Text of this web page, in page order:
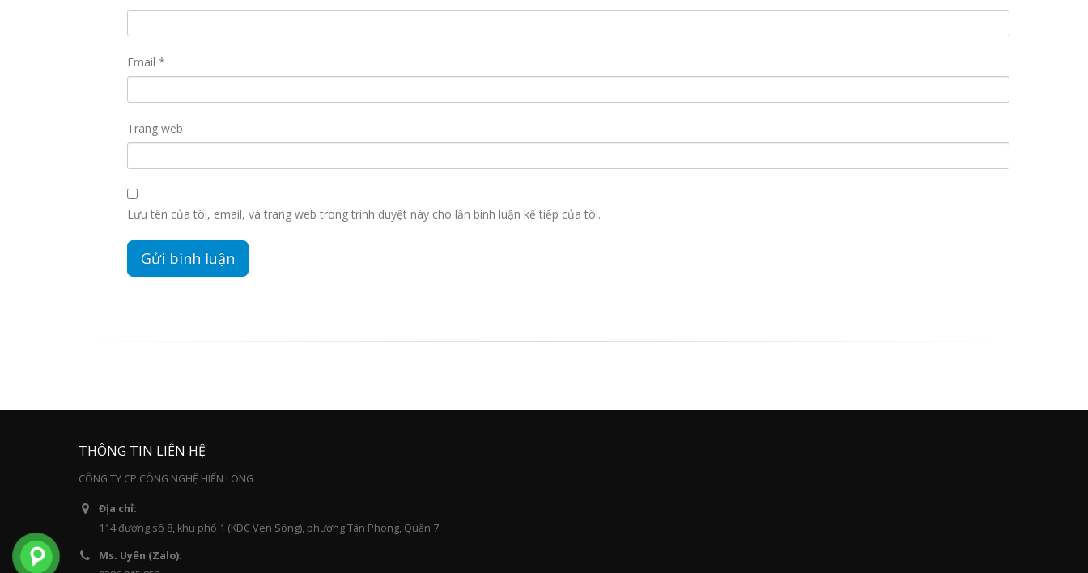
Email *
Trang web
Lưu tên của tôi, email, và trang web trong trình duyệt này cho lần bình luận kế tiếp của tôi.
THÔNG TIN LIÊN HỆ
CÔNG TY CP CÔNG NGHỆ HIỂN LONG
Địa chỉ:
114 đường số 8, khu phố 1 (KDC Ven Sông), phường Tân Phong, Quận 7
Ms. Uyên (Zalo):